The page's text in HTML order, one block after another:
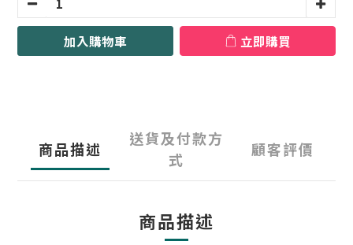
加入購物車 立即購買
商品描述
送貨及付款方
式
顧客評價
商品描述